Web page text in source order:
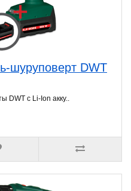
шуруповерт DWT
DWT с Li-Ion акку..